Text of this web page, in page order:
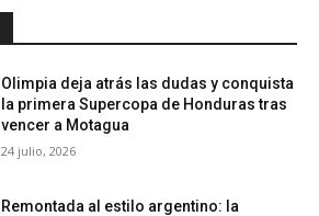
Olimpia deja atrás las dudas y conquista
la primera Supercopa de Honduras tras
vencer a Motagua
24 julio, 2026
Remontada al estilo argentino: la